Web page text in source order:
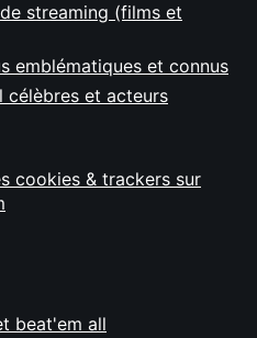
streaming (films et
emblématiques et connus
célèbres et acteurs
cookies & trackers sur
beat'em all